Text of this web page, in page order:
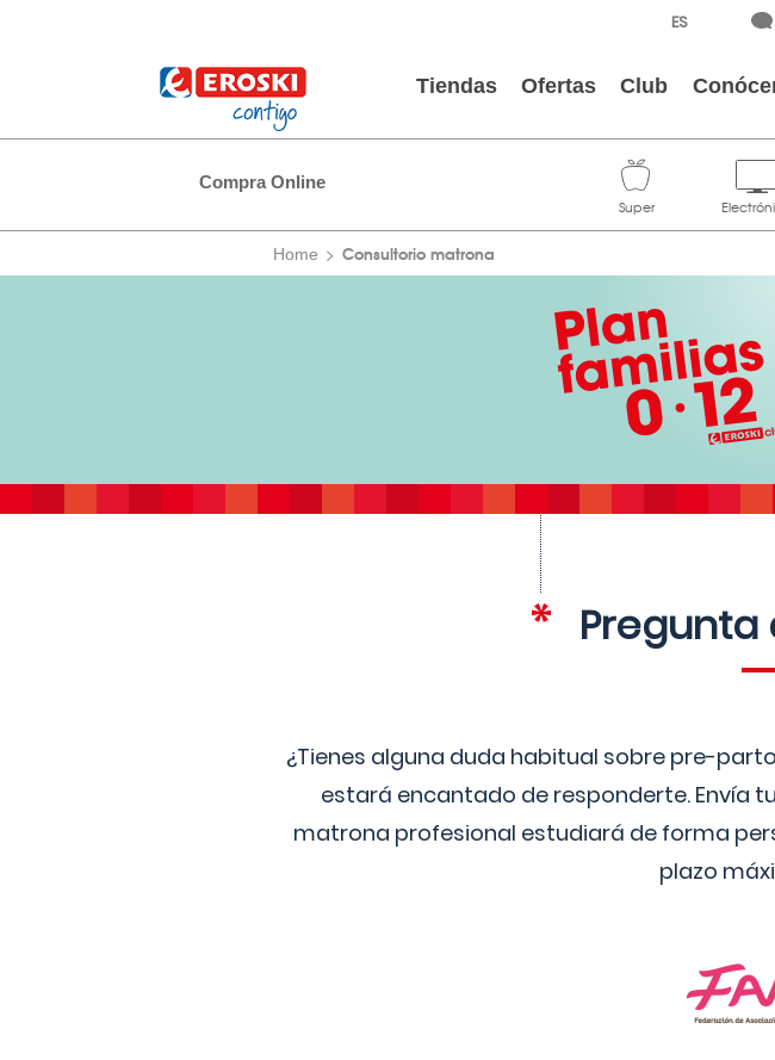
Tiendas Ofertas Club
Compra Online
Home Consultorio matrona
¿Tienes alguna duda habitual sobre pre-
estará encantado de responderte. Envía
matrona profesional estudiará de forma
plazo